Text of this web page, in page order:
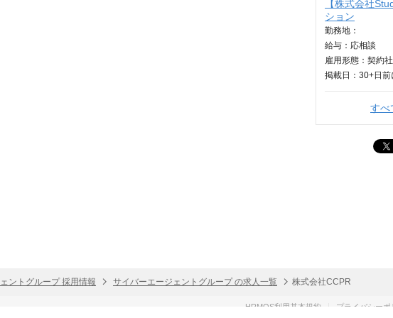
【株式会社
ション
勤務地：
給与： 応相談
雇用形態：契約
掲載日： 30+日 前
すべ
ントグループ 採用情報 サイバーエージェントグループ の求人一覧 株式会社CCPR
HRMOS利用基本規約 プライバシーポ